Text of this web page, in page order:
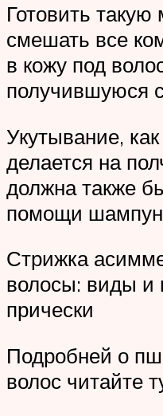
Готовить такую
смешать все
в кожу под
получившуюся
Укутывание,
делается на
должна также
помощи
Стрижка
волосы: виды и
прически
Подробней о
волос читайте